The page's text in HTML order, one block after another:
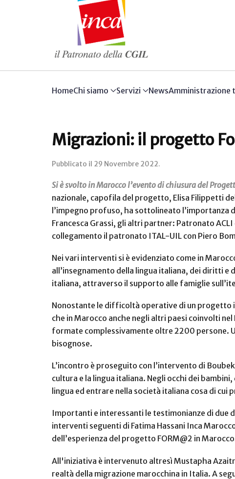
HomeChi siamo Servizi NewsAmministrazione
Migrazioni: il progetto
Pubblicato il 29 Novembre 2022.
Si è svolto in Marocco l’evento di chiusura del
nazionale, capofila del progetto, Elisa Filippetti
l’impegno profuso, ha sottolineato
Francesca Grassi, gli altri partner: Patronato ACLI
collegamento il patronato ITAL-UIL con Piero
Nei vari interventi si è evidenziato come in
all’insegnamento della lingua italiana, dei diritti
italiana, attraverso il supporto alle famiglie
Nonostante le difficoltà operative di un progetto
che in Marocco anche negli altri paesi coinvolti
formate complessivamente oltre 2200 persone.
bisognose.
L’incontro è proseguito con l’intervento di
cultura e la lingua italiana. Negli occhi dei
lingua ed entrare nella società italiana cosa di
Importanti e interessanti le testimonianze di due
interventi seguenti di Fatima Hassani Inca
dell’esperienza del progetto FORM@2 in
All'iniziativa è intervenuto altresì Mustapha
realtà della migrazione marocchina in Italia. A